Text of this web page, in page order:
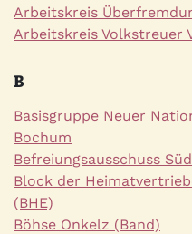
Arbeitskreis
Arbeitskreis Volkstreuer
B
Basisgruppe Neuer
Bochum
Befreiungsausschuss
Block der
(BHE)
Böhse Onkelz (Band)